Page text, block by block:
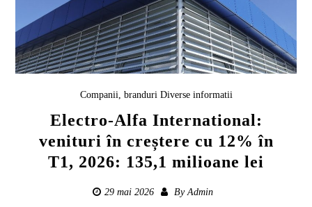
Companii, branduri Diverse informatii
Electro-Alfa International:
venituri în creștere cu 12% în
T1, 2026: 135,1 milioane lei
29 mai 2026 By Admin